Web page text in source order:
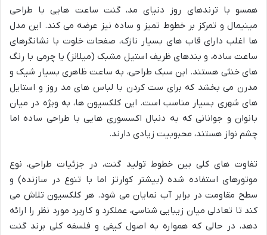
همسو با ترندهای روز دنیای مد، گنت ساعت هایی با طراحی
مینیمال و تمرکز بر خطوط تمیز و ساده نیز عرضه می کند. این مدل
ها اغلب دارای قاب های بسیار نازک، صفحات خلوت با نشانگرهای
ساعت ساده، و بندهای ظریف استیل مشبک (میلانز) یا چرمی با رنگ
های خنثی هستند. این سبک طراحی، به ساعت ظاهری بسیار شیک و
مدرن می بخشد که برای ست کردن با لباس های مد روز و استایل
های شهری بسیار مناسب است. این کلکسیون ها، به ویژه در میان
بانوان و جوانانی که به دنبال اکسسوری هایی با طراحی ساده اما
چشم نواز هستند، محبوبیت زیادی دارند.
تفاوت های کلی بین خطوط تولید گنت، در جزئیات طراحی، نوع
موتورهای استفاده شده (بیشتر کوارتز اما با تنوع در سازنده) و
سطح مقاومت در برابر آب نمایان می شود. هر کلکسیون تلاش می
کند تا تعادلی میان زیبایی شناسی، عملکرد و کاربرد مورد نظر را ارائه
دهد، در حالی که همواره به اصول کیفی و فلسفه کلی برند گنت